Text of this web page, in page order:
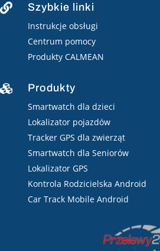
 Szybkie linki
Instrukcje obsługi
Centrum pomocy
Produkty CALMEAN
 Produkty
Smartwatch dla dzieci
Lokalizator pojazdów
Tracker GPS dla zwierząt
Smartwatch dla Seniorów
Lokalizator GPS
Kontrola Rodzicielska Android
Car Track Mobile Android